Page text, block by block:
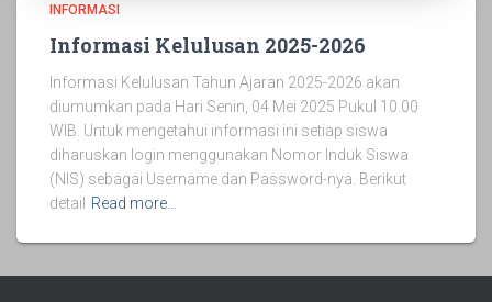
INFORMASI
Informasi Kelulusan 2025-2026
Informasi Kelulusan Tahun Ajaran 2025-2026 akan
diumumkan pada Hari Senin, 04 Mei 2025 Pukul 10.00
WIB. Untuk mengetahui informasi ini setiap siswa
diharuskan login menggunakan Nomor Induk Siswa
(NIS) sebagai Username dan Password-nya. Berikut
detail
Read more…